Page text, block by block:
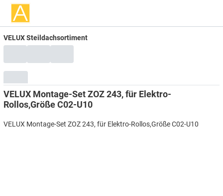
VELUX Steildachsortiment
VELUX Montage-Set ZOZ 243, für Elektro-
Rollos,Größe C02-U10
VELUX Montage-Set ZOZ 243, für Elektro-Rollos,Größe C02-U10